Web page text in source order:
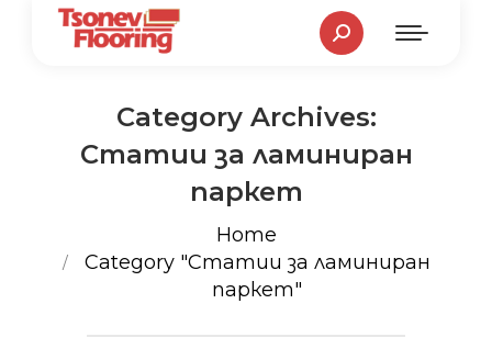
Search:
Category Archives:
Статии за ламиниран
паркет
Home
Category "Статии за ламиниран
паркет"